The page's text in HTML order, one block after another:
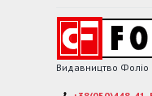
Видавництво Фоліо